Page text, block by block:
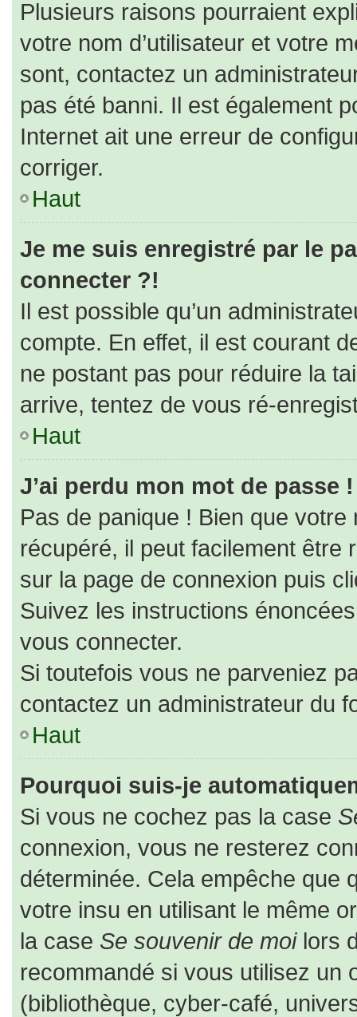
Plusieurs raisons pourraient
votre nom d’utilisateur et votre
sont, contactez un
pas été banni. Il est également
Internet ait une erreur de
corriger.
Haut
Je me suis enregistré par le
connecter ?!
Il est possible qu’un
compte. En effet, il est courant
ne postant pas pour réduire la
arrive, tentez de vous ré-
Haut
J’ai perdu mon mot de passe !
Pas de panique ! Bien que
récupéré, il peut facilement être
sur la page de connexion puis
Suivez les instructions
vous connecter.
Si toutefois vous ne parveniez
contactez un administrateur du
Haut
Pourquoi suis-je
Si vous ne cochez pas la case
connexion, vous ne resterez
déterminée. Cela empêche que
votre insu en utilisant le même
la case Se souvenir de moilors
recommandé si vous utilisez un
(bibliothèque, cyber-café,